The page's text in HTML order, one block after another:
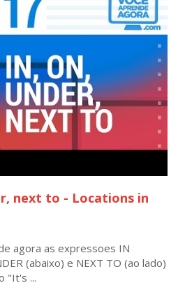
next to - Locations in
agora as expressoes IN
(abaixo) e NEXT TO (ao lado)
"It's ...